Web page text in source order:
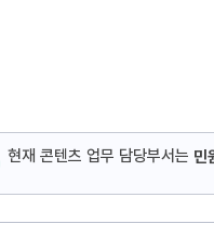
현재 콘텐츠 업무 담당부서는 민